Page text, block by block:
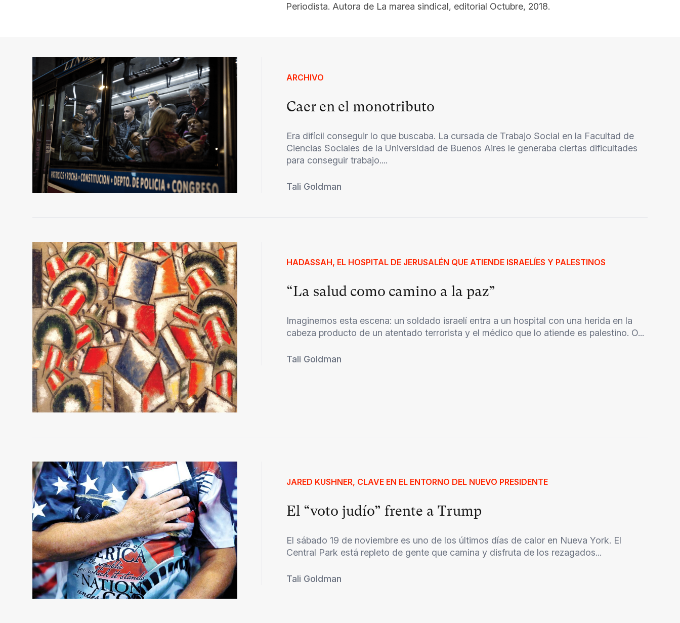
Periodista. Autora de La marea sindical, editorial Octubre, 2018.
ARCHIVO
Caer en el monotributo
Era difícil conseguir lo que buscaba. La cursada de Trabajo Social en la Facultad de
Ciencias Sociales de la Universidad de Buenos Aires le generaba ciertas dificultades
para conseguir trabajo....
Tali Goldman
HADASSAH, EL HOSPITAL DE JERUSALÉN QUE ATIENDE ISRAELÍES Y PALESTINOS
“La salud como camino a la paz”
Imaginemos esta escena: un soldado israelí entra a un hospital con una herida en la
cabeza producto de un atentado terrorista y el médico que lo atiende es palestino. O...
Tali Goldman
JARED KUSHNER, CLAVE EN EL ENTORNO DEL NUEVO PRESIDENTE
El “voto judío” frente a Trump
El sábado 19 de noviembre es uno de los últimos días de calor en Nueva York. El
Central Park está repleto de gente que camina y disfruta de los rezagados...
Tali Goldman